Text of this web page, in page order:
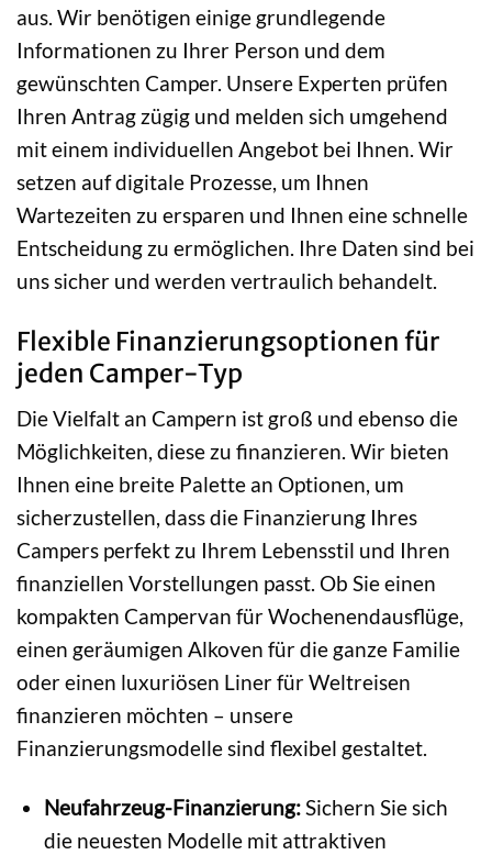
aus. Wir benötigen einige grundlegende
Informationen zu Ihrer Person und dem
gewünschten Camper. Unsere Experten prüfen
Ihren Antrag zügig und melden sich umgehend
mit einem individuellen Angebot bei Ihnen. Wir
setzen auf digitale Prozesse, um Ihnen
Wartezeiten zu ersparen und Ihnen eine schnelle
Entscheidung zu ermöglichen. Ihre Daten sind bei
uns sicher und werden vertraulich behandelt.
Flexible Finanzierungsoptionen für
jeden Camper-Typ
Die Vielfalt an Campern ist groß und ebenso die
Möglichkeiten, diese zu finanzieren. Wir bieten
Ihnen eine breite Palette an Optionen, um
sicherzustellen, dass die Finanzierung Ihres
Campers perfekt zu Ihrem Lebensstil und Ihren
finanziellen Vorstellungen passt. Ob Sie einen
kompakten Campervan für Wochenendausflüge,
einen geräumigen Alkoven für die ganze Familie
oder einen luxuriösen Liner für Weltreisen
finanzieren möchten – unsere
Finanzierungsmodelle sind flexibel gestaltet.
Neufahrzeug-Finanzierung:Sichern Sie sich
die neuesten Modelle mit attraktiven